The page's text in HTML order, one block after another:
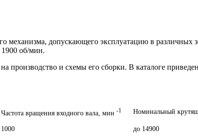
механизма, допускающего эксплуатацию в
об/мин.
производство и схемы его сборки. В каталоге
Частота вращения входного вала, мин -1 Номинальный
1000 до 14900